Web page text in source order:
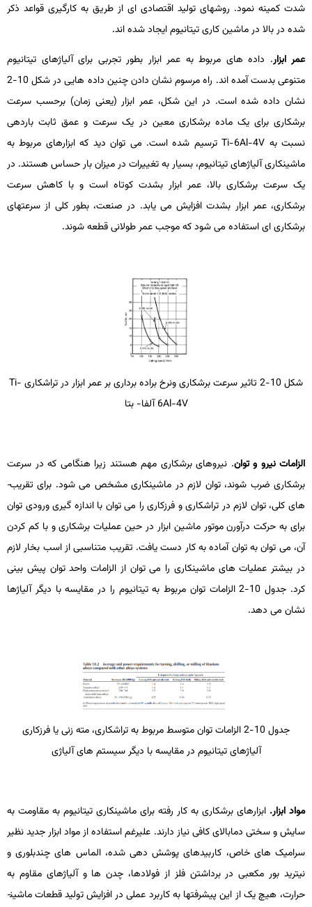
شدت کمینه نمود. روش­های تولید اقتصادی ­ای از طریق به کارگیری قواعد ذکر
شده در بالا در ماشین­ کاری تیتانیوم ایجاد شده­ اند.
عمر ابزار. داده­ های مربوط به عمر ابزار بطور تجربی برای آلیاژهای تیتانیوم
متنوعی بدست آمده ­اند. راه مرسوم نشان دادن چنین داده­ هایی در شکل 10-2
نشان داده شده است. در این شکل، عمر ابزار (یعنی زمان) برحسب سرعت
برشکاری برای یک ماده برشکاری معین در یک سرعت و عمق ثابت باردهی
نسبت به Ti-6Al-4Vترسیم شده است. می ­توان دید که ابزارهای مربوط به
ماشین­کاری آلیاژهای تیتانیوم، بسیار به تغییرات در میزان بار حساس هستند. در
یک سرعت برشکاری بالا، عمر ابزار بشدت کوتاه است و با کاهش سرعت
برشکاری، عمر ابزار بشدت افزایش می­ یابد. در صنعت، بطور کلی از سرعت­های
برشکاری­ ای استفاده می­ شود که موجب عمر طولانی قطعه شوند.
شکل 10-2 تاثیر سرعت برشکاری ونرخ براده برداری بر عمر ابزار در تراشکاری
Ti-
6Al-4Vآلفا- بتا
الزامات نیرو و توان. نیروهای برشکاری مهم هستند زیرا هنگامی که در سرعت
برشکاری ضرب شوند، توان لازم در ماشین­کاری مشخص می­ شود. برای تقریب­
های کلی، توان لازم در تراشکاری و فرزکاری را می­ توان با اندازه­ گیری ورودی توان
برای به حرکت درآورن موتور ماشین ابزار در حین عملیات برشکاری و با کم کردن
آن، می ­توان به توان آماده به­ کار دست یافت. تقریب متناسبی از اسب بخار لازم
در بیشتر عملیات­ های ماشین­کاری را می­ توان از الزامات واحد توان پیش­ بینی
کرد. جدول 10-2 الزامات توان مربوط به تیتانیوم را در مقایسه با دیگر آلیاژها
نشان می­ دهد.
جدول 10-2 الزامات توان متوسط مربوط به تراشکاری، مته ­زنی یا فرزکاری
آلیاژهای تیتانیوم در مقایسه با دیگر سیستم­ های آلیاژی
مواد ابزار. ابزارهای برشکاری به کار رفته برای ماشین­کاری تیتانیوم به مقاومت به
سایش و سختی دمابالای کافی نیاز دارند. علیرغم استفاده از مواد ابزار جدید نظیر
سرامیک­ های خاص، کاربیدهای پوشش­ دهی شده، الماس­ های چندبلوری و
نیترید بور مکعبی در برداشتن فلز از فولادها، چدن­ ها و آلیاژهای مقاوم به
حرارت، هیچ­ یک از این پیشرفت­ها به کاربرد عملی در افزایش تولید قطعات ماشین­